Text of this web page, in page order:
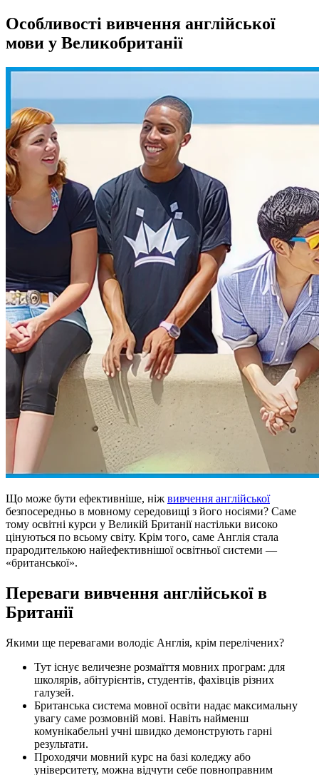
Особливості вивчення англійської
мови у Великобританії
Що може бути ефективніше, ніж вивчення англійської
безпосередньо в мовному середовищі з його носіями? Саме
тому освітні курси у Великій Британії настільки високо
цінуються по всьому світу. Крім того, саме Англія стала
прародителькою найефективнішої освітньої системи —
«британської».
Переваги вивчення англійської в
Британії
Якими ще перевагами володіє Англія, крім перелічених?
Тут існує величезне розмаїття мовних програм: для
школярів, абітурієнтів, студентів, фахівців різних
галузей.
Британська система мовної освіти надає максимальну
увагу саме розмовній мові. Навіть найменш
комунікабельні учні швидко демонструють гарні
результати.
Проходячи мовний курс на базі коледжу або
університету, можна відчути себе повноправним